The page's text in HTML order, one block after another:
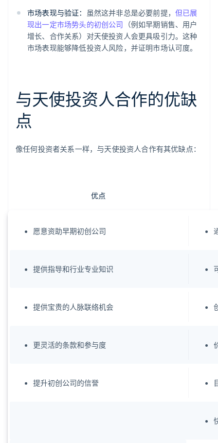
市场表现与验证：
虽然这并非总是必要前提，但已展
现出一定市场势头的初创公司 （例如早期销售、用户
增长、合作关系）对天使投资人会更具吸引力。这种
市场表现能够降低投资人风险，并证明市场认可度。
与天使投资人合作的优缺
点
像任何投资者关系一样，与天使投资人合作有其优缺点：
优点
愿意资助早期初创公司
提供指导和行业专业知识
提供宝贵的人脉联络机会
更灵活的条款和参与度
提升初创公司的信誉